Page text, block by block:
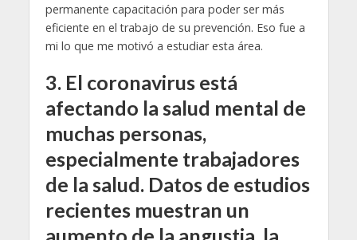
permanente capacitación para poder ser más
eficiente en el trabajo de su prevención. Eso fue a
mi lo que me motivó a estudiar esta área.
3. El coronavirus está
afectando la salud mental de
muchas personas,
especialmente trabajadores
de la salud. Datos de estudios
recientes muestran un
aumento de la angustia, la